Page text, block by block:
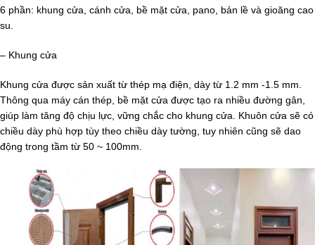
6 phần: khung cửa, cánh cửa, bề mặt cửa, pano, bản lề và gioăng cao
su.
– Khung cửa
Khung cửa được sản xuất từ thép mạ điện, dày từ 1.2 mm -1.5 mm.
Thông qua máy cán thép, bề mặt cửa được tạo ra nhiều đường gân,
giúp làm tăng độ chịu lực, vững chắc cho khung cửa. Khuôn cửa sẽ có
chiều dày phù hợp tùy theo chiều dày tường, tuy nhiên cũng sẽ dao
động trong tầm từ 50 ~ 100mm.